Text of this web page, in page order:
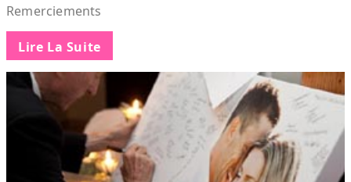
Remerciements
Lire La Suite